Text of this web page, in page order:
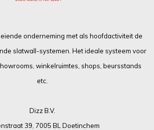
onderneming met als hoofdactiviteit de
slatwall-systemen. Het ideale systeem voor
winkelruimtes, shops, beursstands
etc.
Dizz B.V.
39, 7005 BL Doetinchem